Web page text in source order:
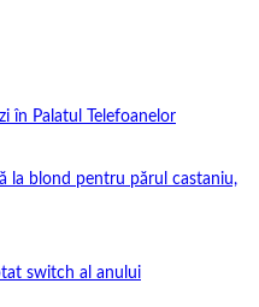
în Palatul Telefoanelor
la blond pentru părul castaniu,
switch al anului